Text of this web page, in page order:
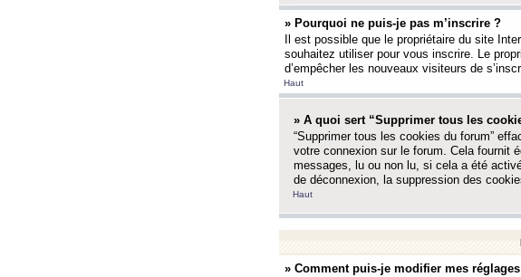
» Pourquoi ne puis-je pas m’inscrire ?
Il est possible que le propriétaire du site
souhaitez utiliser pour vous inscrire. Le
d’empêcher les nouveaux visiteurs de
Haut
» A quoi sert “Supprimer tous les
“Supprimer tous les cookies du forum”
votre connexion sur le forum. Cela fournit
messages, lu ou non lu, si cela a été
de déconnexion, la suppression des
Haut
» Comment puis-je modifier mes